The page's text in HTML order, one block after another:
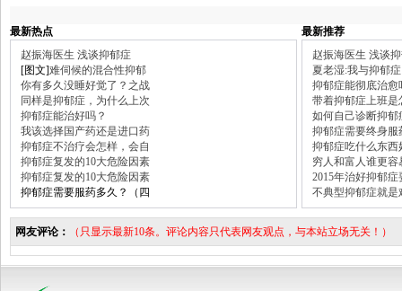
最新热点
最新推荐
赵振海医生 浅谈抑郁症
[图文]难伺候的混合性抑郁
你有多久没睡好觉了？之战
同样是抑郁症，为什么上次
抑郁症能治好吗？
我该选择国产药还是进口药
抑郁症不治疗会怎样，会自
抑郁症复发的10大危险因素
抑郁症复发的10大危险因素
抑郁症需要服药多久？（四
赵振海医生 浅谈
夏老湿:我与抑郁症
抑郁症能彻底治愈
带着抑郁症上班是
如何自己诊断抑郁
抑郁症需要终身服
抑郁症吃什么东西
穷人和富人谁更容
2015年治好抑郁症
不典型抑郁症就是
网友评论： （只显示最新10条。评论内容只代表网友观点，与本站立场无关！）